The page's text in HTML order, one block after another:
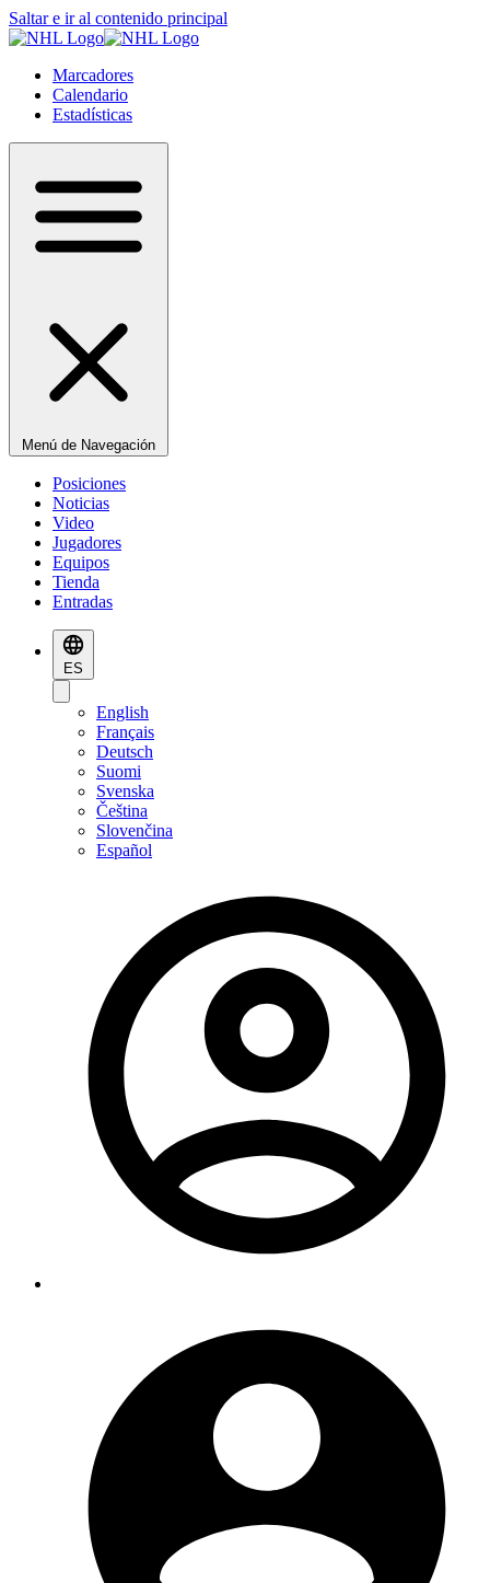
Saltar e ir al contenido principal
Marcadores
Calendario
Estadísticas
Menú de Navegación
Posiciones
Noticias
Video
Jugadores
Equipos
Tienda
Entradas
ES
English
Français
Deutsch
Suomi
Svenska
Čeština
Slovenčina
Español